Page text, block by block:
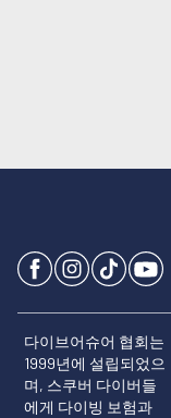
다이브어슈어 협회는
1999년에 설립되었으
며, 스쿠버 다이버들
에게 다이빙 보험과